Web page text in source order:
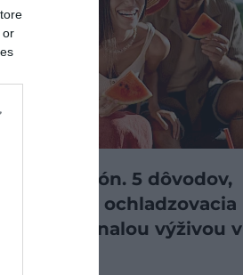
or
melón. 5 dôvodov,
je táto ochladzovacia
dokonalou výživou v